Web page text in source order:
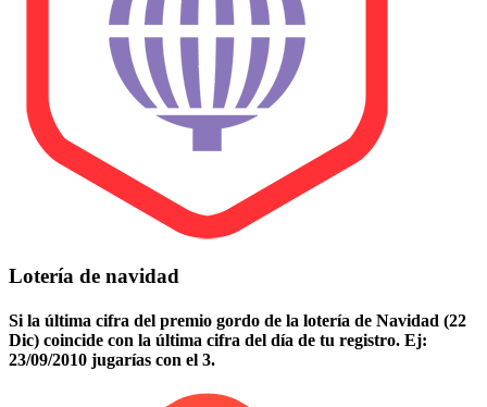
Lotería de navidad
Si la última cifra del premio gordo de la lotería de Navidad (22
Dic) coincide con la última cifra del día de tu registro. Ej:
23/09/2010 jugarías con el 3.